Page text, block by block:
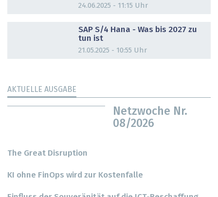
24.06.2025 - 11:15 Uhr
SAP S/4 Hana - Was bis 2027 zu
tun ist
21.05.2025 - 10:55 Uhr
AKTUELLE AUSGABE
Netzwoche Nr.
08/2026
The Great Disruption
KI ohne FinOps wird zur Kostenfalle